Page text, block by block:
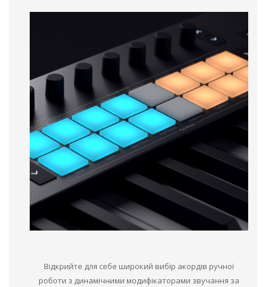
Відкрийте для себе широкий вибір акордів ручної
роботи з динамічними модифікаторами звучання за